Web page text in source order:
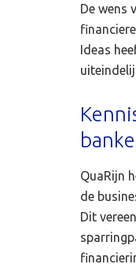
De wens
Ideas
QuaRijn
de
Dit